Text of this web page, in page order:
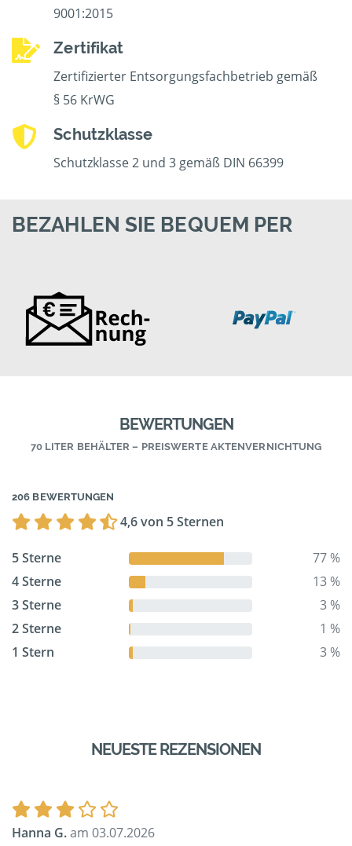
9001:2015
Zertifikat
Zertifizierter Entsorgungsfachbetrieb gemäß
§ 56 KrWG
Schutzklasse
Schutzklasse 2 und 3 gemäß DIN 66399
BEZAHLEN SIE BEQUEM PER
BEWERTUNGEN
70 LITER BEHÄLTER – PREISWERTE AKTENVERNICHTUNG
206 BEWERTUNGEN
4,6 von 5 Sternen
5 Sterne
77 %
4 Sterne
13 %
3 Sterne
3 %
2 Sterne
1 %
1 Stern
3 %
NEUESTE REZENSIONEN
Hanna G.am 03.07.2026